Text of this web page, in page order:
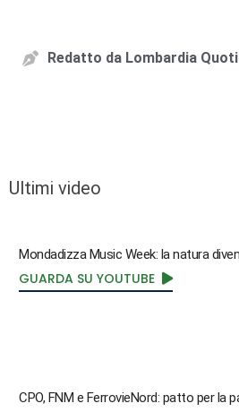
Redatto da Lombardia
Ultimi video
Mondadizza Music Week: la natura
GUARDA SU YOUTUBE
CPO, FNM e FerrovieNord: patto per la